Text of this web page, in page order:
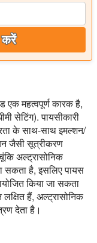
करें
एक महत्वपूर्ण कारक है,
सेटिंग). पायसीकारी
के साथ-साथ इमल्शन/
जैसी सूत्रीकरण
अल्ट्रासोनिक
सकता है, इसलिए पायस
किया जा सकता
हैं, अल्ट्रासोनिक
देता है।